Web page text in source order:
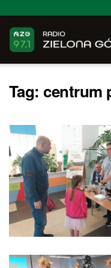
Tag: centrum